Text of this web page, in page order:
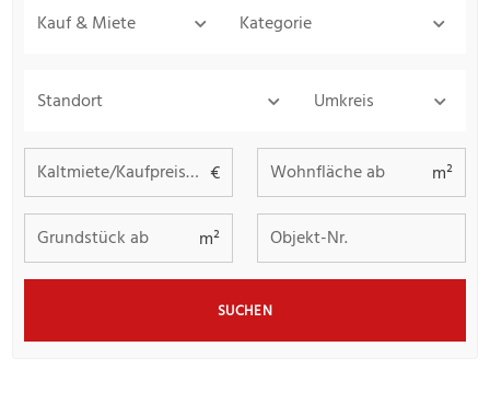
Kauf & Miete Kategorie
Standort Umkreis
Kaltmiete/Kaufpreis bis € Wohnfläche ab m²
Grundstück ab m² Objekt-Nr.
SUCHEN